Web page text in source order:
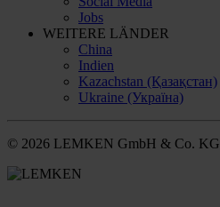
Jobs
WEITERE LÄNDER
China
Indien
Kazachstan (Қазақстан)
Ukraine (Україна)
© 2026 LEMKEN GmbH & Co. KG